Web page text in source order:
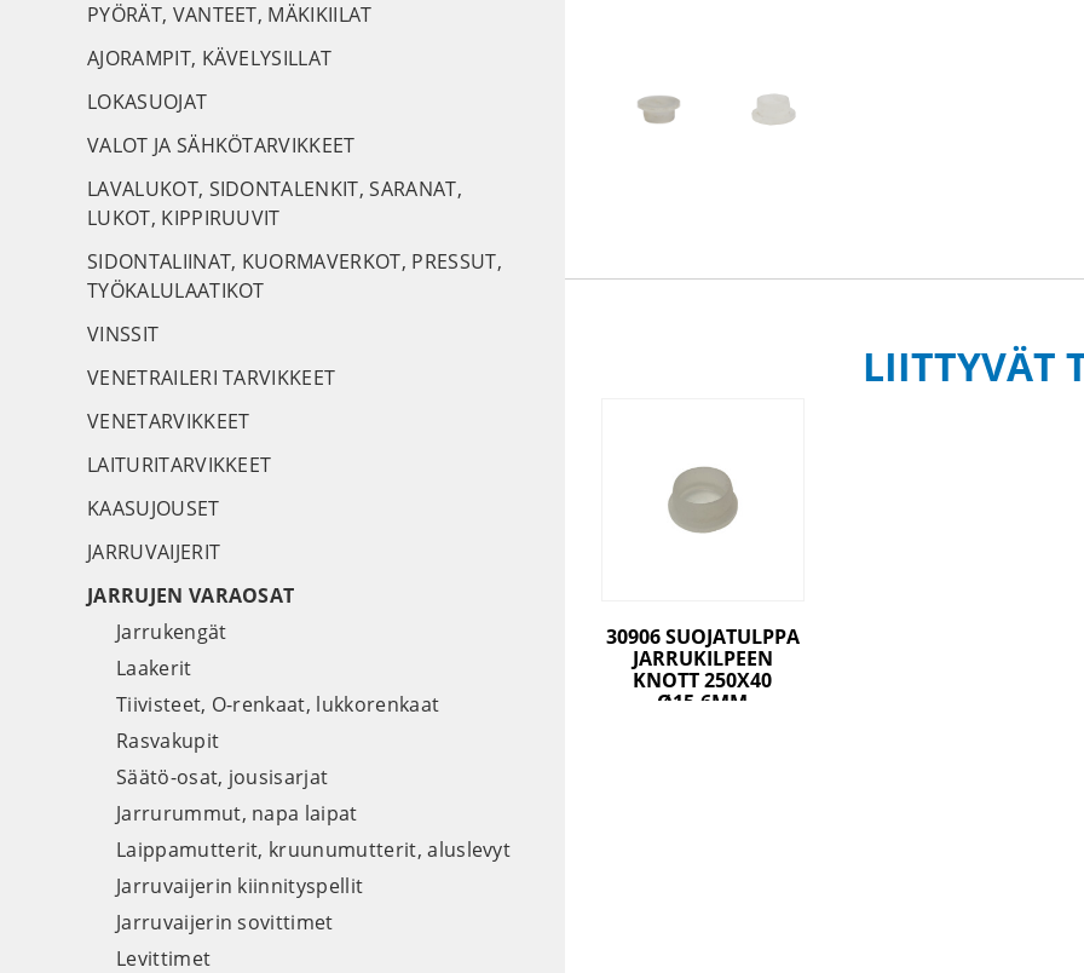
LIITTYVÄT
30906 SUOJATULPPA
JARRUKILPEEN
KNOTT 250X40
Ø15,6MM
PYÖRÄT, VANTEET, MÄKIKIILAT
AJORAMPIT, KÄVELYSILLAT
LOKASUOJAT
VALOT JA SÄHKÖTARVIKKEET
LAVALUKOT, SIDONTALENKIT, SARANAT,
LUKOT, KIPPIRUUVIT
SIDONTALIINAT, KUORMAVERKOT, PRESSUT,
TYÖKALULAATIKOT
VINSSIT
VENETRAILERI TARVIKKEET
VENETARVIKKEET
LAITURITARVIKKEET
KAASUJOUSET
JARRUVAIJERIT
JARRUJEN VARAOSAT
Jarrukengät
Laakerit
Tiivisteet, O-renkaat, lukkorenkaat
Rasvakupit
Säätö-osat, jousisarjat
Jarrurummut, napa laipat
Laippamutterit, kruunumutterit, aluslevyt
Jarruvaijerin kiinnityspellit
Jarruvaijerin sovittimet
Levittimet